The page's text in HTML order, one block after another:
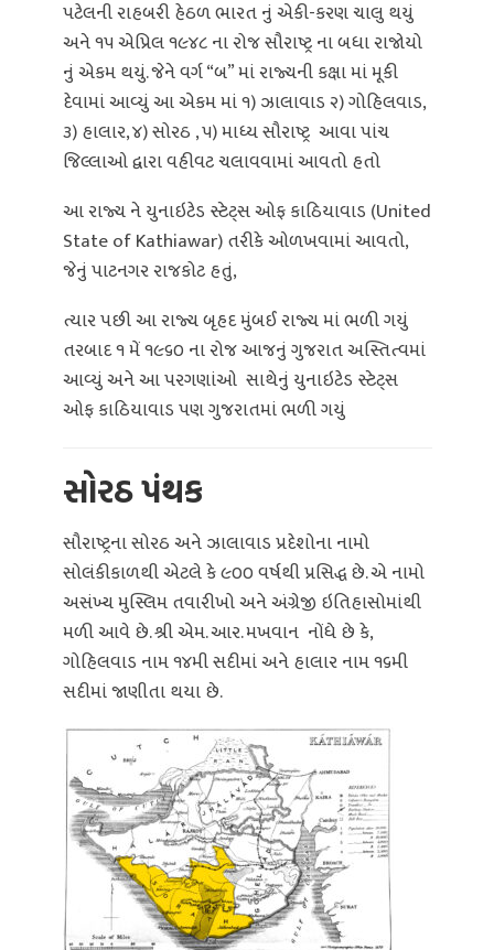
પટેલની રાહબરી હેઠળ ભારત નું એકી-કરણ ચાલુ થયું
અને ૧૫ એપ્રિલ ૧૯૪૮ ના રોજ સૌરાષ્ટ્ર ના બધા રાજોયો
નું એકમ થયું. જેને વર્ગ “બ” માં રાજ્યની કક્ષા માં મૂકી
દેવામાં આવ્યું આ એકમ માં ૧) ઝાલાવાડ ૨) ગોહિલવાડ,
૩) હાલાર, ૪) સોરઠ , ૫) માધ્ય સૌરાષ્ટ્ર આવા પાંચ
જિલ્લાઓ દ્વારા વહીવટ ચલાવવામાં આવતો હતો
આ રાજ્ય ને યુનાઇટેડ સ્ટેટ્સ ઓફ કાઠિયાવાડ (United
State of Kathiawar) તરીકે ઓળખવામાં આવતો,
જેનું પાટનગર રાજકોટ હતું,
ત્યાર પછી આ રાજ્ય બૃહદ મુંબઈ રાજ્ય માં ભળી ગયું
તરબાદ ૧ મેં ૧૯૬૦ ના રોજ આજનું ગુજરાત અસ્તિત્વમાં
આવ્યું અને આ પરગણાંઓ સાથેનું યુનાઇટેડ સ્ટેટ્સ
ઓફ કાઠિયાવાડ પણ ગુજરાતમાં ભળી ગયું
સોરઠ પંથક
સૌરાષ્ટ્રના સોરઠ અને ઝાલાવાડ પ્રદેશોના નામો
સોલંકીકાળથી એટલે કે ૯૦૦ વર્ષથી પ્રસિદ્ધ છે. એ નામો
અસંખ્ય મુસ્લિમ તવારીખો અને અંગ્રેજી ઇતિહાસોમાંથી
મળી આવે છે. શ્રી એમ. આર. મખવાન નોંધે છે કે,
ગોહિલવાડ નામ ૧૪મી સદીમાં અને હાલાર નામ ૧૬મી
સદીમાં જાણીતા થયા છે.